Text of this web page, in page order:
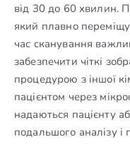
від 30 до 60 хвилин.
який плавно
час сканування
забезпечити чіткі
процедурою з іншої
пацієнтом через
надаються пацієнту
подальшого аналізу і